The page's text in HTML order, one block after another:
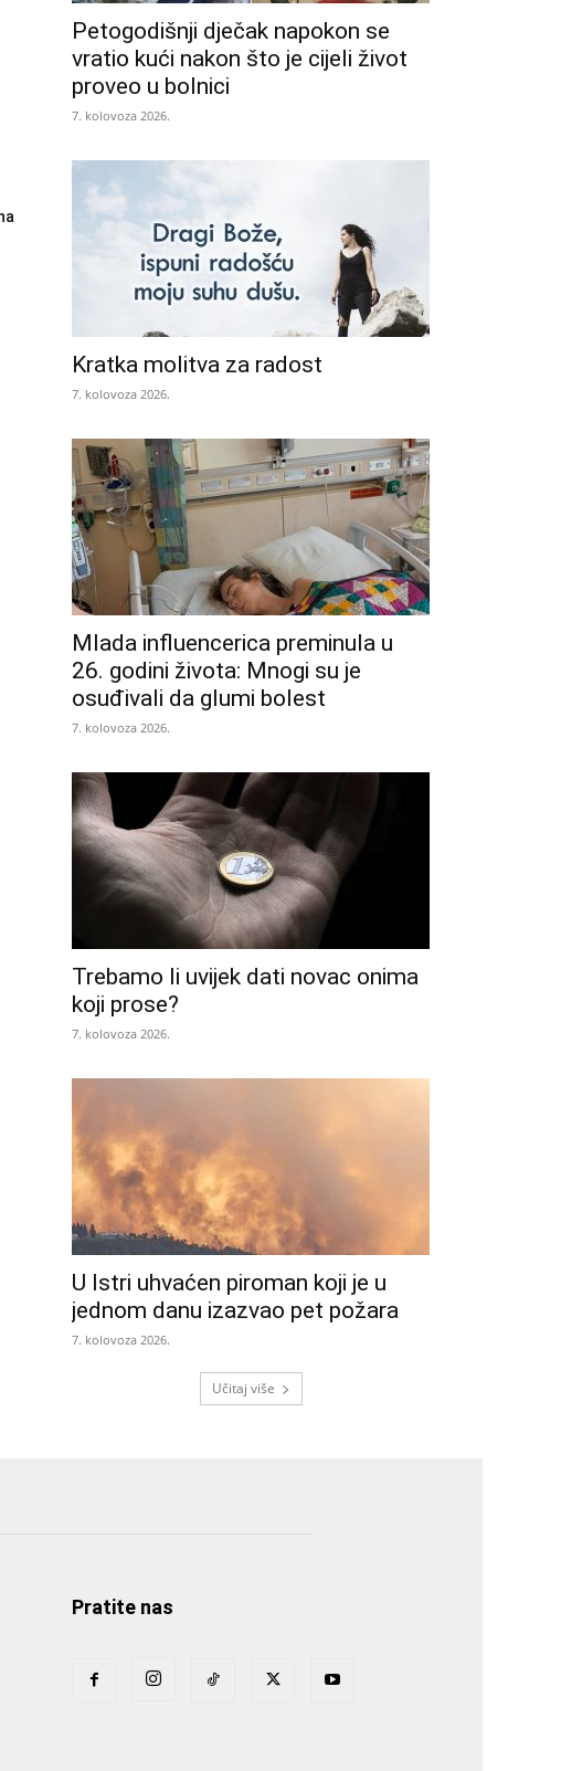
Petogodišnji dječak napokon se
vratio kući nakon što je cijeli život
proveo u bolnici
7. kolovoza 2026.
Kratka molitva za radost
7. kolovoza 2026.
Mlada influencerica preminula u
26. godini života: Mnogi su je
osuđivali da glumi bolest
7. kolovoza 2026.
Trebamo li uvijek dati novac onima
koji prose?
7. kolovoza 2026.
U Istri uhvaćen piroman koji je u
jednom danu izazvao pet požara
7. kolovoza 2026.
Učitaj više
Pratite nas